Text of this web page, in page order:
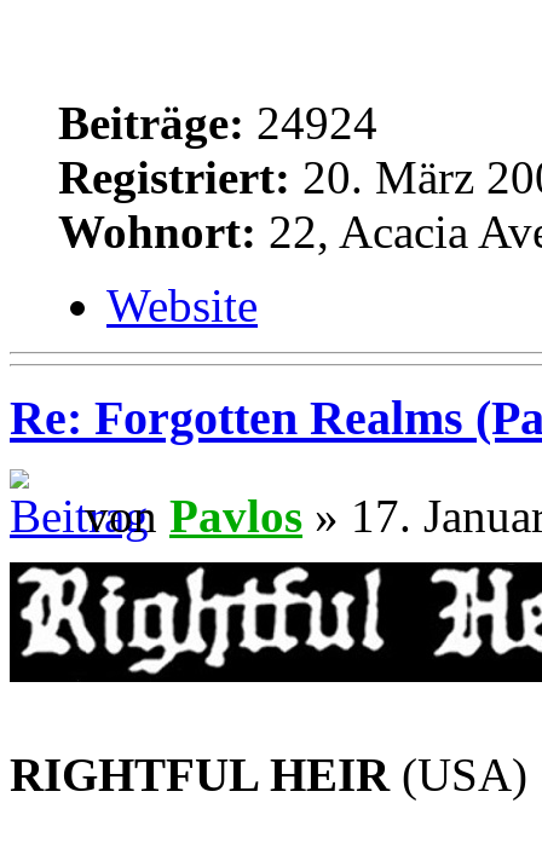
Beiträge: 24924
Registriert: 20. März
Wohnort: 22, Acacia
Website
Re: Forgotten Realms
von Pavlos » 17.
RIGHTFUL HEIR (USA)